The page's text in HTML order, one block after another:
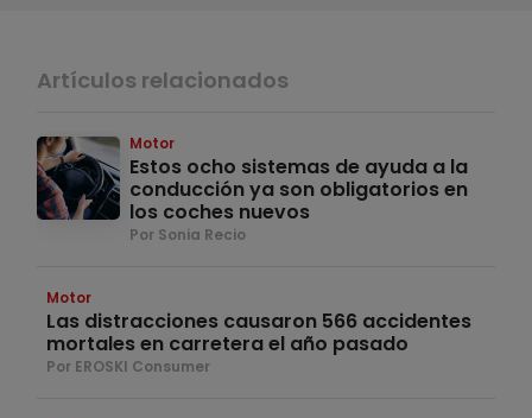
Artículos relacionados
Motor
Estos ocho sistemas de ayuda a la
conducción ya son obligatorios en
los coches nuevos
Por Sonia Recio
Motor
Las distracciones causaron 566 accidentes
mortales en carretera el año pasado
Por EROSKI Consumer